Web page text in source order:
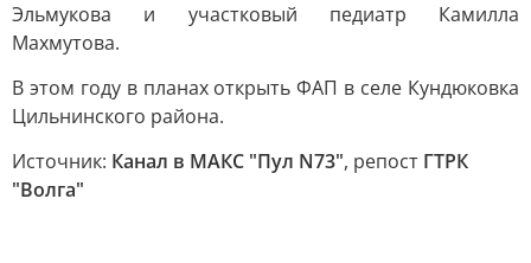
Эльмукова и участковый педиатр Камилла
Махмутова.
В этом году в планах открыть ФАП в селе Кундюковка
Цильнинского района.
Источник: Канал в МАКС "Пул N73", репост ГТРК
"Волга"